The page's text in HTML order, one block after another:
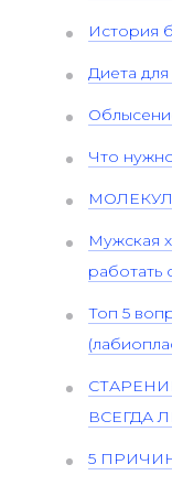
История
Диета
Что
Мужская
работать
Топ 5
ВСЕГДА
5